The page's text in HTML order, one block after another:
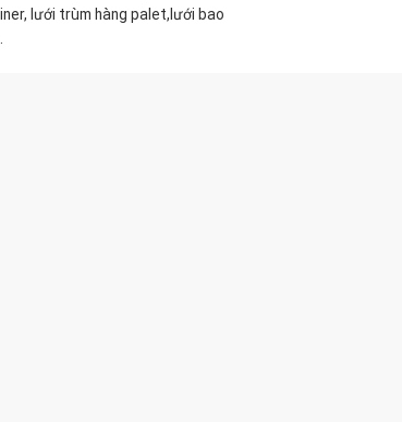
lưới trùm hàng palet,lưới bao